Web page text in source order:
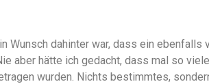
Wunsch dahinter war, dass ein ebenfalls
aber hätte ich gedacht, dass mal so
wurden. Nichts bestimmtes,